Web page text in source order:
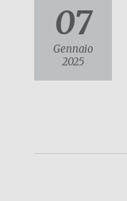
07
Gennaio
2025